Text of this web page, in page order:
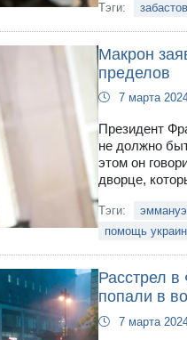
Тэги:
Макрон
пределов
7 марта
Президент
не должно
этом он
дворце,
Тэги:
помощь
Расстрел
попали в
7 марта